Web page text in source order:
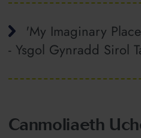
'My Imaginary
- Ysgol Gynradd Sirol
Canmoliaeth